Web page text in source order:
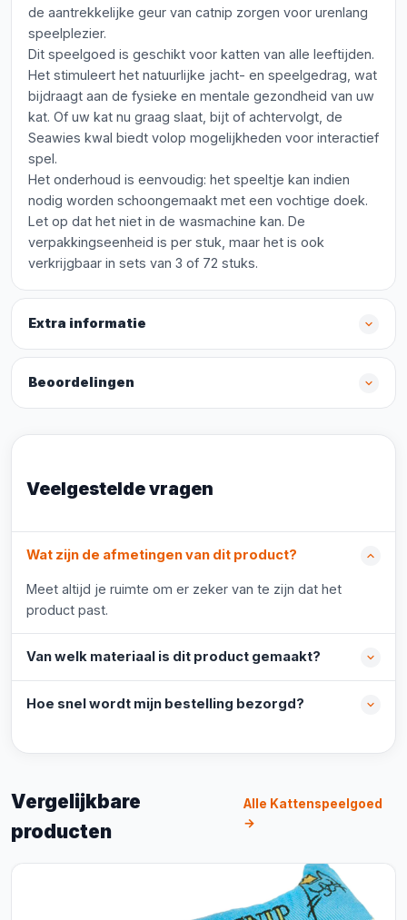
de aantrekkelijke geur van catnip zorgen voor urenlang
speelplezier.
Dit speelgoed is geschikt voor katten van alle leeftijden.
Het stimuleert het natuurlijke jacht- en speelgedrag, wat
bijdraagt aan de fysieke en mentale gezondheid van uw
kat. Of uw kat nu graag slaat, bijt of achtervolgt, de
Seawies kwal biedt volop mogelijkheden voor interactief
spel.
Het onderhoud is eenvoudig: het speeltje kan indien
nodig worden schoongemaakt met een vochtige doek.
Let op dat het niet in de wasmachine kan. De
verpakkingseenheid is per stuk, maar het is ook
verkrijgbaar in sets van 3 of 72 stuks.
Extra informatie
Beoordelingen
Veelgestelde vragen
Wat zijn de afmetingen van dit product?
Meet altijd je ruimte om er zeker van te zijn dat het
product past.
Van welk materiaal is dit product gemaakt?
Hoe snel wordt mijn bestelling bezorgd?
Vergelijkbare
producten
Alle Kattenspeelgoed
→